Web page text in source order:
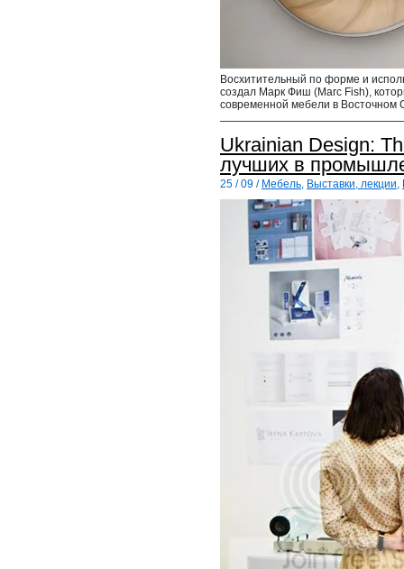
Восхитительный по форме и
создал Марк Фиш (Marc Fish),
современной мебели в Восточном
Ukrainian Design:
лучших в
25 / 09 / Мебель, Выставки, лекции,